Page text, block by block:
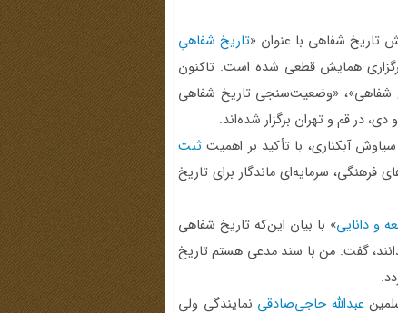
تاریخ شفاهی با عنوان «تاریخ شفاهیِ
همایش قطعی شده است. تاکنون
شفاهی»، «وضعیت‌سنجی تاریخ شفاهی
در قم و تهران برگزار شده‌اند.
آبکناری، با تأکید بر اهمیت ثبت
فرهنگی، سرمایه‌ای ماندگار برای تاریخ
و دانایی» با بیان این‌که تاریخ شفاهی
است که فرنگی‌ها سابقه آن را سال ۱۹۴۸ می‌دانند، گفت: من با سند مدعی هستم تاریخ
عبدالله حاجی‌صادقی نمایندگی ولی